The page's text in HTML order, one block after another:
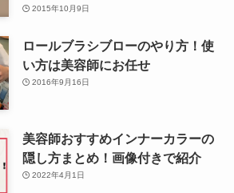
2015年10月9日
ロールブラシブローのやり方！使
い方は美容師にお任せ
2016年9月16日
美容師おすすめインナーカラーの
隠し方まとめ！画像付きで紹介
2022年4月1日